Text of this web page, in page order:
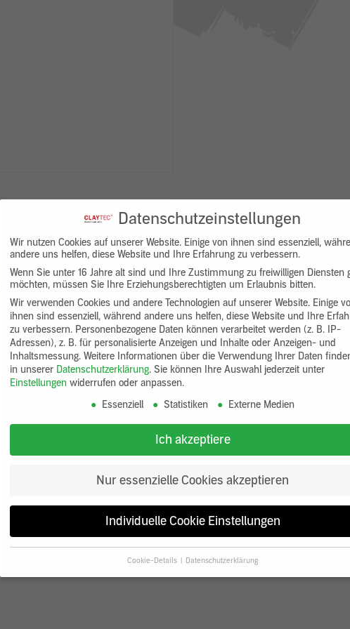
Downloads Produktbeschreibung
Datenschutzeinstellungen
Wir nutzen Cookies auf unserer Website. Einige von ihnen sind essenziell,
andere uns helfen, diese Website und Ihre Erfahrung zu verbessern.
Wenn Sie unter 16 Jahre alt sind und Ihre Zustimmung zu freiwilligen Diensten
möchten, müssen Sie Ihre Erziehungsberechtigten um Erlaubnis bitten.
Wir verwenden Cookies und andere Technologien auf unserer Website. Einige
ihnen sind essenziell, während andere uns helfen, diese Website und Ihre
zu verbessern. Personenbezogene Daten können verarbeitet werden (z. B. IP-
Adressen), z. B. für personalisierte Anzeigen und Inhalte oder Anzeigen- und
Inhaltsmessung. Weitere Informationen über die Verwendung Ihrer Daten
in unserer Datenschutzerklärung. Sie können Ihre Auswahl jederzeit unter
Einstellungen widerrufen oder anpassen.
Essenziell
Statistiken Externe Medien
Ich akzeptiere
Nur essenzielle Cookies akzeptieren
Individuelle Cookie Einstellungen
Cookie-Details Datenschutzerklärung
Datenschutzeinstellungen